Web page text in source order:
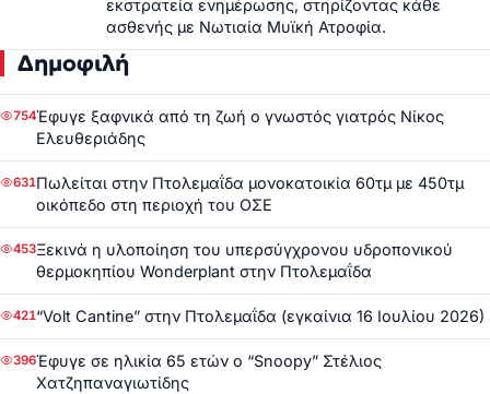
εκστρατεία ενημέρωσης, στηρίζοντας κάθε
ασθενής με Νωτιαία Μυϊκή Ατροφία.
Δημοφιλή
754Έφυγε ξαφνικά από τη ζωή ο γνωστός γιατρός Νίκος
Ελευθεριάδης
631Πωλείται στην Πτολεμαΐδα μονοκατοικία 60τμ με 450τμ
οικόπεδο στη περιοχή του ΟΣΕ
453Ξεκινά η υλοποίηση του υπερσύγχρονου υδροπονικού
θερμοκηπίου Wonderplant στην Πτολεμαΐδα
421“Volt Cantine” στην Πτολεμαΐδα (εγκαίνια 16 Ιουλίου 2026)
396Έφυγε σε ηλικία 65 ετών ο “Snoopy” Στέλιος
Χατζηπαναγιωτίδης